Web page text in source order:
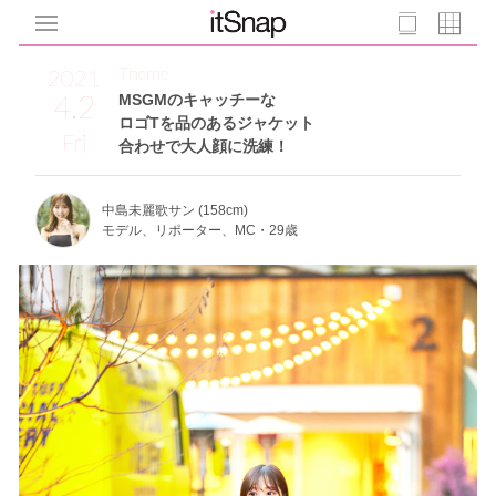
4.2
Fri
MSGMのキャッチーな
ロゴTを品のあるジャケット
合わせで大人顔に洗練！
Theme
中島未麗歌サン (158cm)
モデル、リポーター、MC・29歳